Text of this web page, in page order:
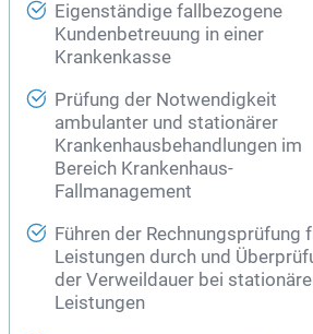
Eigenständige fallbezogene
Kundenbetreuung in einer
Krankenkasse
Prüfung der Notwendigkeit
ambulanter und stationärer
Krankenhausbehandlungen im
Bereich Krankenhaus-
Fallmanagement
Führen der Rechnungsprüfung
Leistungen durch und
der Verweildauer bei
Leistungen